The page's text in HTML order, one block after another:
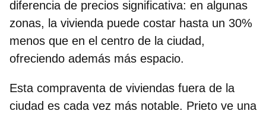
diferencia de precios significativa: en algunas
zonas, la vivienda puede costar hasta un 30%
menos que en el centro de la ciudad,
ofreciendo además más espacio.
Esta compraventa de viviendas fuera de la
ciudad es cada vez más notable. Prieto ve una